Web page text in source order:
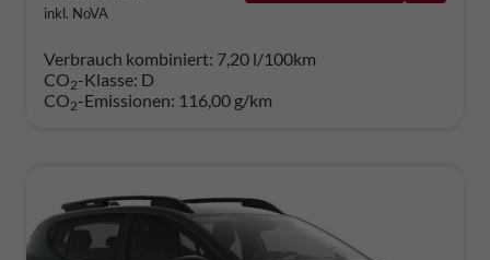
inkl. NoVA
Verbrauch kombiniert: 7,20 l/100km
CO2-Klasse: D
CO2-Emissionen: 116,00 g/km